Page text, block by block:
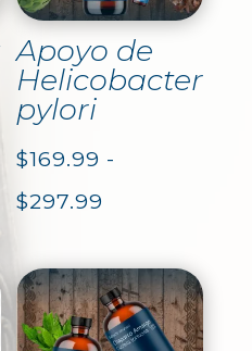
Apoyo de
Helicobacter
pylori
$169.99 -
$297.99
precios:
desde